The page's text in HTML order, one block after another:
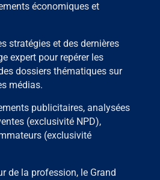
économiques et
stratégies et des dernières
expert pour repérer les
dossiers thématiques sur
médias.
publicitaires, analysées
(exclusivité NPD),
(exclusivité
de la profession, le Grand